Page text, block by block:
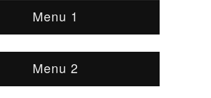
Menu 1
Menu 2